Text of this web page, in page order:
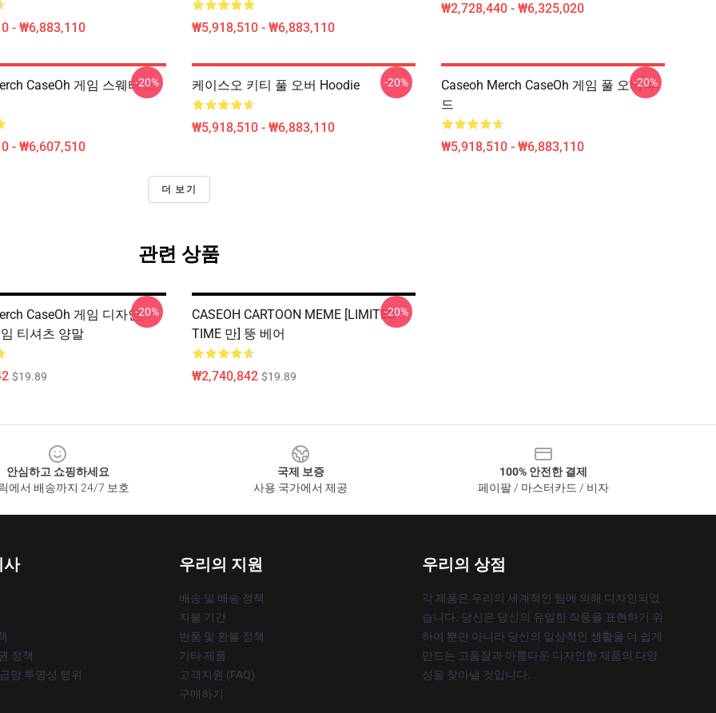
- ₩6,883,110 ₩5,918,510 - ₩6,883,110
₩2,728,440 - ₩6,325,020
CaseOh 게임 스웨터 스
- ₩6,607,510
-20% 케이스오 키티 풀 오버 Hoodie
₩5,918,510 - ₩6,883,110
-20%
Caseoh Merch CaseOh 게임 풀 오버 후
드
₩5,918,510 - ₩6,883,110
-20%
더 보기
관련 상품
CaseOh 게임 디자인,
티셔츠 양말
$19.89
-20%
CASEOH CARTOON MEME [LIMITED
TIME 만] 뚱 베어
₩2,740,842 $19.89
-20%
안심하고 쇼핑하세요
에서 배송까지 24/7 보호
국제 보증
사용 국가에서 제공
100% 안전한 결제
페이팔 / 마스터카드 / 비자
사
정책
망 투명성 행위
우리의 지원
배송 및 배송 정책
지불 기간
반품 및 환불 정책
기타 제품
고객지원 (FAQ)
구매하기
우리의 상점
각 제품은 우리의 세계적인 팀에 의해 디자인되었
습니다. 당신은 당신의 유일한 작풍을 표현하기 위
하여 뿐만 아니라 당신의 일상적인 생활을 더 쉽게
만드는 고품질과 아름다운 디자인한 제품의 다양
성을 찾아낼 것입니다.